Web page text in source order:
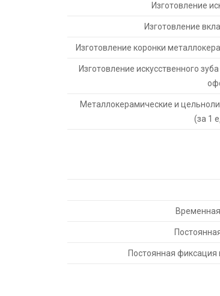
Изготовление
Изготовление
Изготовление коронки
Изготовление искусственного
Металлокерамические и
(за 1
Постоянная фиксация